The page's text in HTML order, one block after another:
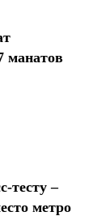
манатов
тесту –
метро